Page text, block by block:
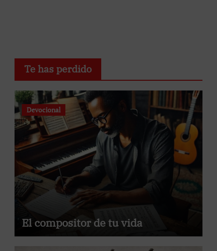
Te has perdido
Devocional
El compositor de tu vida